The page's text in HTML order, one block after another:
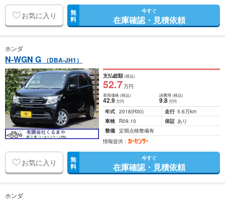
お気に入り 無
料
今すぐ
在庫確認・見積依頼
ホンダ
N-WGN G （DBA-JH1）
支払総額(税込)
52.7万円
車両価格(税込)
42.9万円
諸費用 (税込)
9.8 万円
年式 2018(H30) 走行 5.6万km
車検
R09.10 保証 あり
整備 定期点検整備有
情報提供：
お気に入り 無
料
今すぐ
在庫確認・見積依頼
ホンダ